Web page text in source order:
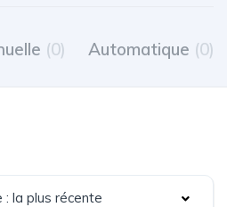
(0) Automatique (0)
la plus récente